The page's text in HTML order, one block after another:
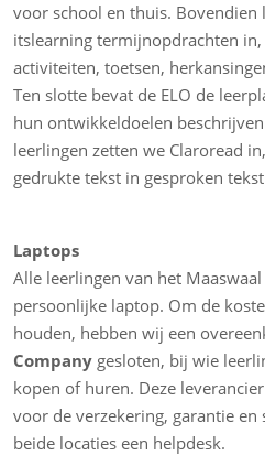
voor school en thuis. Bovendien
itslearning termijnopdrachten
activiteiten, toetsen,
Ten slotte bevat de ELO de
hun ontwikkeldoelen
leerlingen zetten we Claroread
gedrukte tekst in gesproken
Laptops
Alle leerlingen van het
persoonlijke laptop. Om de
houden, hebben wij een
Company gesloten, bij wie
kopen of huren. Deze
voor de verzekering, garantie
beide locaties een helpdesk.